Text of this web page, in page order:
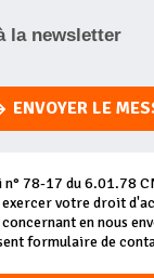
la newsletter
ENVOYER LE
78-17 du 6.01.78
exercer votre droit
en nous
formulaire de